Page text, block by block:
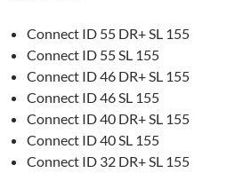
Connect ID 55 DR+ SL 155
Connect ID 55 SL 155
Connect ID 46 DR+ SL 155
Connect ID 46 SL 155
Connect ID 40 DR+ SL 155
Connect ID 40 SL 155
Connect ID 32 DR+ SL 155